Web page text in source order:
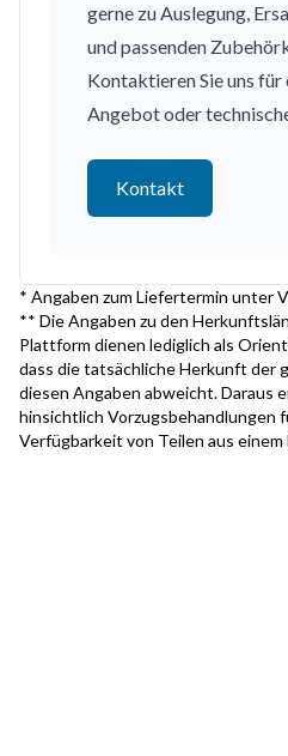
gerne zu Auslegung,
und passenden
Kontaktieren Sie uns für
Angebot oder
Kontakt
* Angaben zum Liefertermin unter
** Die Angaben zu den
Plattform dienen lediglich als
dass die tatsächliche Herkunft der
diesen Angaben abweicht. Daraus
hinsichtlich Vorzugsbehandlungen
Verfügbarkeit von Teilen aus